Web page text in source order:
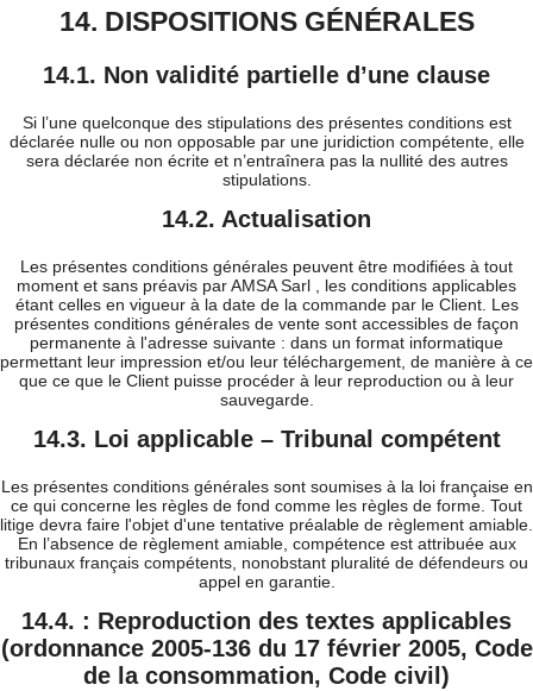
14. DISPOSITIONS GÉNÉRALES
14.1. Non validité partielle d’une clause
Si l’une quelconque des stipulations des présentes conditions est
déclarée nulle ou non opposable par une juridiction compétente, elle
sera déclarée non écrite et n’entraînera pas la nullité des autres
stipulations.
14.2. Actualisation
Les présentes conditions générales peuvent être modifiées à tout
moment et sans préavis par AMSA Sarl , les conditions applicables
étant celles en vigueur à la date de la commande par le Client. Les
présentes conditions générales de vente sont accessibles de façon
permanente à l'adresse suivante : dans un format informatique
permettant leur impression et/ou leur téléchargement, de manière à ce
que ce que le Client puisse procéder à leur reproduction ou à leur
sauvegarde.
14.3. Loi applicable – Tribunal compétent
Les présentes conditions générales sont soumises à la loi française en
ce qui concerne les règles de fond comme les règles de forme. Tout
litige devra faire l'objet d'une tentative préalable de règlement amiable.
En l’absence de règlement amiable, compétence est attribuée aux
tribunaux français compétents, nonobstant pluralité de défendeurs ou
appel en garantie.
14.4. : Reproduction des textes applicables
(ordonnance 2005-136 du 17 février 2005, Code
de la consommation, Code civil)